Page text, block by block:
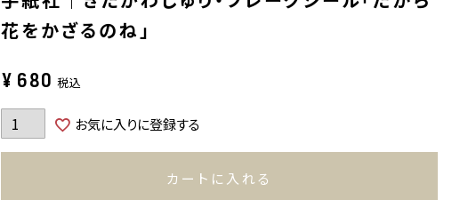
花をかざるのね」
¥ 680 税込
お気に入りに登録する
カートに入れる